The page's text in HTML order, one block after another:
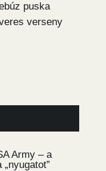
puska
verseny
Army – a